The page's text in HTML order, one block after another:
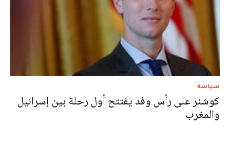
سياسة
كوشنر على رأس وفد يفتتح أول رحلة بين إسرائيل
والمغرب